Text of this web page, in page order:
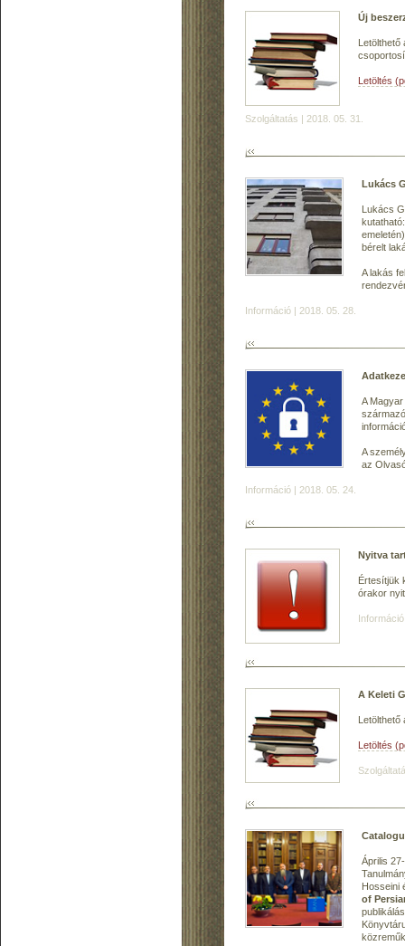
Új
Letölthető
Letöltés
Szolgáltatás | 2018. 05. 31.
Lukács
Lukács
bérelt
A lakás
Információ | 2018. 05. 28.
A
A
az
Információ | 2018. 05. 24.
Nyitva
Értesítjük
órakor
A Keleti
Letölthető
Letöltés
Április
Hosseini
of